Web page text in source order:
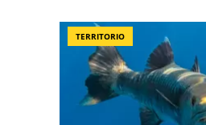
TERRITORIO